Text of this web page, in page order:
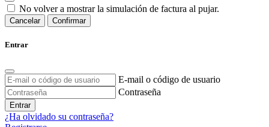
No volver a mostrar la simulación de factura al pujar.
Cancelar Confirmar
Entrar
E-mail o código de usuario
Contraseña
Entrar
¿Ha olvidado su contraseña?